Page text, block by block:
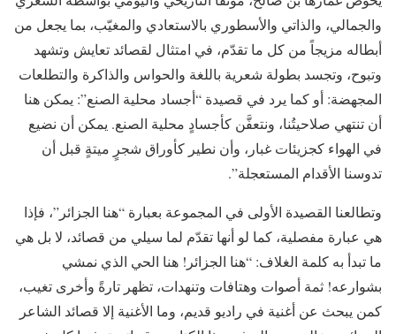
والجمالي، والذاتي والأسطوري بالاستعادي والمغيّب، بما يجعل من
أبطاله مزيجاً من كل ما تقدّم، في امتثال لقصائد تعايش وتشهد
وتبوح، وتجسد بطولة شعرية باللغة والحواس والذاكرة والتطلعات
المجهضة: أو كما يرد في قصيدة “أجساد محلية الصنع”: يمكن هنا
أن تنتهي صلاحيتُنا، ونتعفَّن كأجسادٍ محلية الصنع. يمكن أن نضيع
في الهواء كجزيئات غبار، وأن نطير كأوراق شجرٍ ميتةٍ قبل أن
تدوسنا الأقدام المستعجلة”.
وتطالعنا القصيدة الأولى في المجموعة بعبارة “هنا الجزائر”، فإذا
هي عبارة مفصلية، كما لو أنها تقدّم لما سيلي من قصائد، لا بل هي
ما تبدأ به كلمة الغلاف: “هنا الجزائر! هنا الحي الذي نمشي
بشوارعه! ثمة أصوات وهتافات وتنهدات، تظهر تارةً وأخرى تغيب،
كمن يبحث عن أغنية في راديو قديم، وما الأغنية إلا قصائد الشاعر